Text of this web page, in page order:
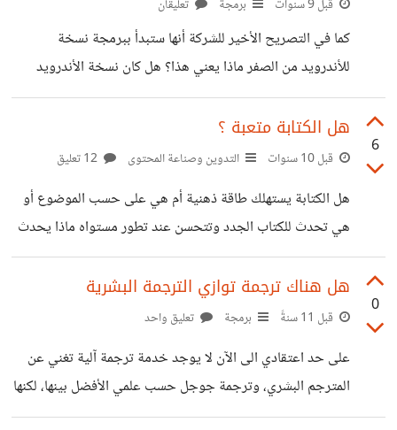
العرب نشيطين في مجال ترجمة الأفلام , فمعظم الأفلام ستجد
ترجمة لها بمختلف النسخ, ولو دخلت مواقع العالمية لملفات
قبل 9 سنوات برمجة تعليقان
كما في التصريح الأخير للشركة أنها ستبدأ ببرمجة نسخة
للأندرويد من الصفر ماذا يعني هذا؟ هل كان نسخة الأندرويد
تطبيق هجين (Hybrid )؟
https://twitter.com/7mdalajmi/status/92801721
7035341824
6
هل الكتابة متعبة ؟
قبل 10 سنوات التدوين وصناعة المحتوى
هل الكتابة يستهلك طاقة ذهنية أم هي على حسب الموضوع أو
هي تحدث للكتاب الجدد وتتحسن عند تطور مستواه ماذا يحدث
داخل العقل أثناء عملية الكتابة
0
هل هناك ترجمة توازي الترجمة البشرية
قبل 11 سنةً برمجة تعليق واحد
على حد اعتقادي الى الآن لا يوجد خدمة ترجمة آلية تغني عن
المترجم البشري، وترجمة جوجل حسب علمي الأفضل بينها، لكنها
ليست بالمستوى المطلوب. السؤال الآن عن امكانية عمل